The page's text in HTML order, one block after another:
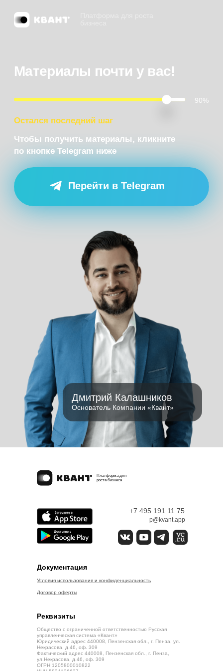
бизнеса
Чтобы получить материалы, кликните
90%
Дмитрий Калашников
Основатель Компании «Квант»
Платформа для
роста бизнеса
Реквизиты
Общество с ограниченной ответственностью Русская
управленческая система «Квант»
Юридический адрес 440008, Пензенская обл., г. Пенза, ул.
Некрасова, д.46, оф. 309
Фактический адрес 440008, Пензенская обл., г. Пенза,
ул.Некрасова, д.46, оф. 309
ОГРН 1205800010822
p@kvant.app
+7 495 191 11 75
Условия использования и конфиденциальность
Договор оферты
Документация